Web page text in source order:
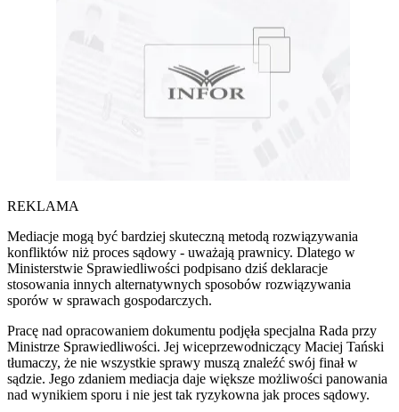
REKLAMA
Mediacje mogą być bardziej skuteczną metodą rozwiązywania
konfliktów niż proces sądowy - uważają prawnicy. Dlatego w
Ministerstwie Sprawiedliwości podpisano dziś deklaracje
stosowania innych alternatywnych sposobów rozwiązywania
sporów w sprawach gospodarczych.
Pracę nad opracowaniem dokumentu podjęła specjalna Rada przy
Ministrze Sprawiedliwości. Jej wiceprzewodniczący Maciej Tański
tłumaczy, że nie wszystkie sprawy muszą znaleźć swój finał w
sądzie. Jego zdaniem mediacja daje większe możliwości panowania
nad wynikiem sporu i nie jest tak ryzykowna jak proces sądowy.